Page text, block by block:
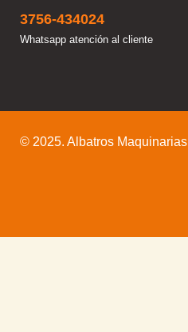
3756-434024
Whatsapp atención al cliente
© 2025. Albatros Maquinarias